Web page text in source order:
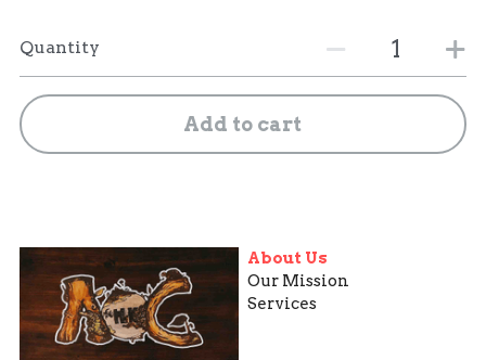
Quantity
Add to cart
About Us
Our Mission
Services